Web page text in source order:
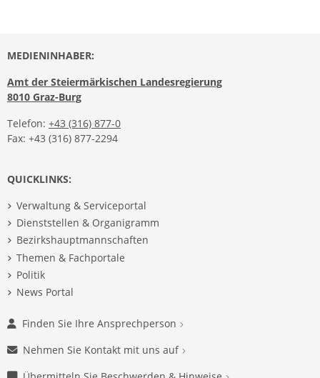
MEDIENINHABER:
Amt der Steiermärkischen Landesregierung
8010 Graz-Burg
Telefon: +43 (316) 877-0
Fax: +43 (316) 877-2294
QUICKLINKS:
Verwaltung & Serviceportal
Dienststellen & Organigramm
Bezirkshauptmannschaften
Themen & Fachportale
Politik
News Portal
Finden Sie Ihre Ansprechperson
Nehmen Sie Kontakt mit uns auf